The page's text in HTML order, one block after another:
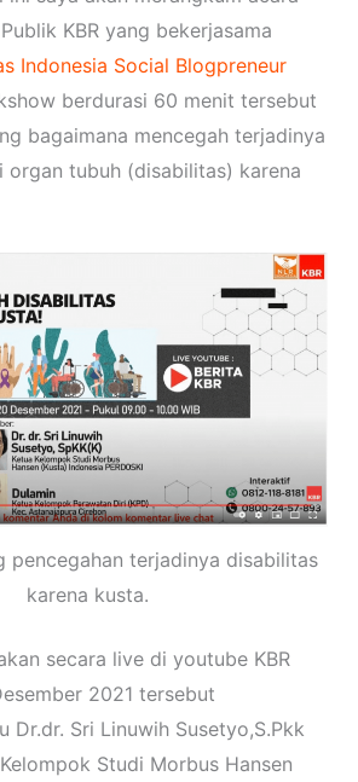
KBR yang bekerjasama
Indonesia Social Blogpreneur
berdurasi 60 menit tersebut
bagaimana mencegah terjadinya
organ tubuh (disabilitas) karena
pencegahan terjadinya disabilitas
karena kusta.
secara live di youtube KBR
2021 tersebut
Dr.dr. Sri Linuwih Susetyo,S.Pkk
Studi Morbus Hansen